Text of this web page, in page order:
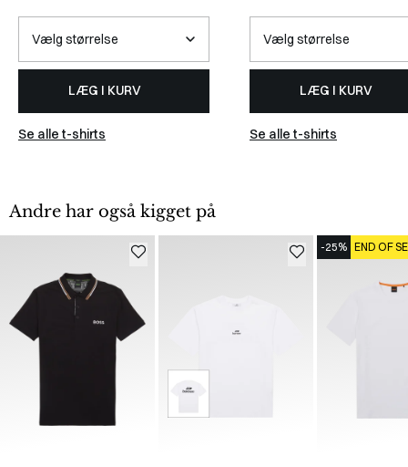
LÆG I KURV
Se alle t-shirts
LÆG I KURV
Se alle t-shirts
Andre har også kigget på
-25% END OF